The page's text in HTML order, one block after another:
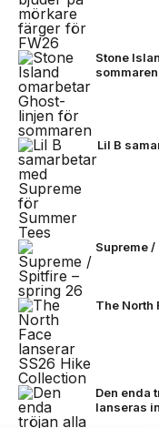
Stone
sommaren
Lil B
Supreme
The North
Den enda
lanseras